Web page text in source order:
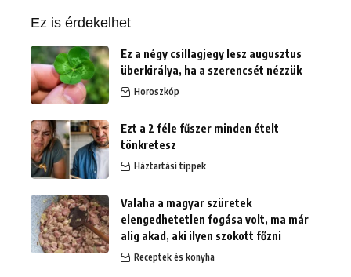
Ez is érdekelhet
Ez a négy csillagjegy lesz augusztus
überkirálya, ha a szerencsét nézzük
Horoszkóp
Ezt a 2 féle fűszer minden ételt
tönkretesz
Háztartási tippek
Valaha a magyar szüretek
elengedhetetlen fogása volt, ma már
alig akad, aki ilyen szokott főzni
Receptek és konyha